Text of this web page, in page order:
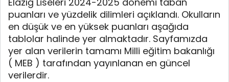
puanları ve yüzdelik dilimleri açıklandı. Okulların
en düşük ve en yüksek puanları aşağıda
tablolar halinde yer almaktadır. Sayfamızda
yer alan verilerin tamamı Milli eğitim bakanlığı
( MEB ) tarafından yayınlanan en güncel
verilerdir.